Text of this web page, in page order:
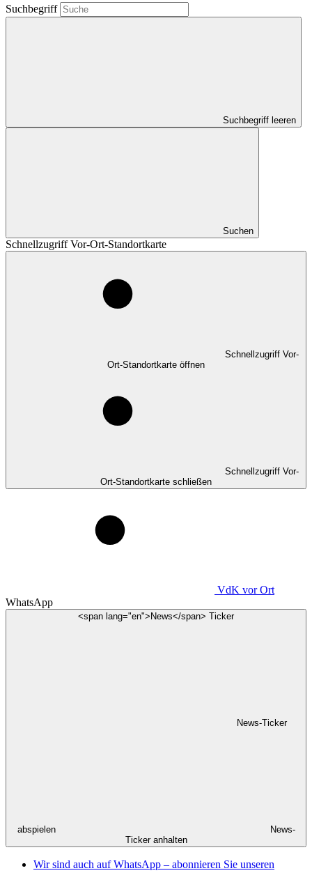
Suchbegriff
Suchbegriff leeren
Suchen
Schnellzugriff Vor-Ort-Standortkarte
Schnellzugriff Vor-
Ort-Standortkarte öffnen
Schnellzugriff Vor-
Ort-Standortkarte schließen
VdK vor Ort
WhatsApp
<span lang="en">News</span> Ticker
News-Ticker
abspielen
News-
Ticker anhalten
Wir sind auch auf WhatsApp – abonnieren Sie unseren